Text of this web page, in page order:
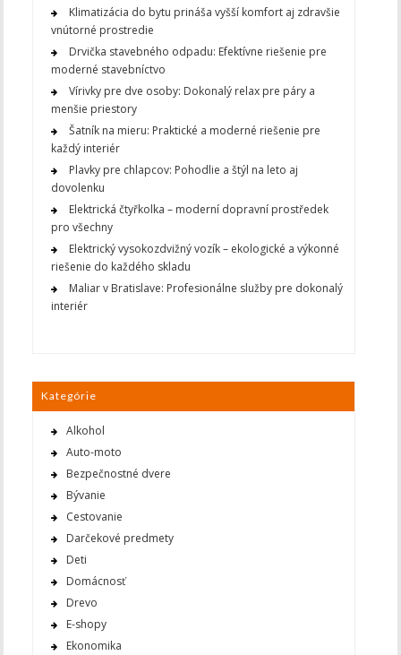
Klimatizácia do bytu prináša vyšší komfort aj zdravšie
vnútorné prostredie
Drvička stavebného odpadu: Efektívne riešenie pre
moderné stavebníctvo
Vírivky pre dve osoby: Dokonalý relax pre páry a
menšie priestory
Šatník na mieru: Praktické a moderné riešenie pre
každý interiér
Plavky pre chlapcov: Pohodlie a štýl na leto aj
dovolenku
Elektrická čtyřkolka – moderní dopravní prostředek
pro všechny
Elektrický vysokozdvižný vozík – ekologické a výkonné
riešenie do každého skladu
Maliar v Bratislave: Profesionálne služby pre dokonalý
interiér
Kategórie
Alkohol
Auto-moto
Bezpečnostné dvere
Bývanie
Cestovanie
Darčekové predmety
Deti
Domácnosť
Drevo
E-shopy
Ekonomika